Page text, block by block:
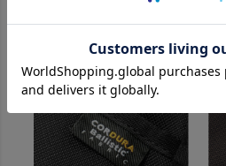
また、タテ・ヨコで規格の違う
よい光沢を残した深みのある